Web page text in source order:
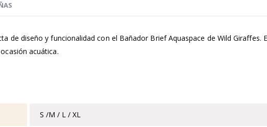
de diseño y funcionalidad con el Bañador Brief Aquaspace de Wild
acuática.​
S /M / L / XL